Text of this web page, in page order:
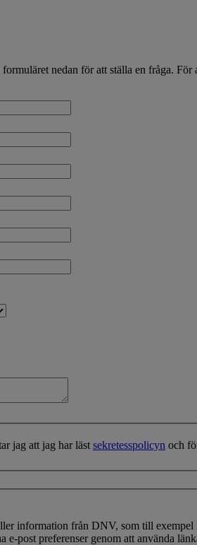
nedan för att ställa en fråga.
jag att jag har läst sekretesspolicyn och
information från DNV, som till
e-post preferenser genom att använda